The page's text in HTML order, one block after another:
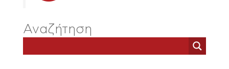
Αναζήτηση